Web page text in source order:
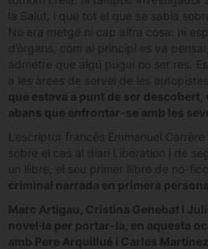
la Salut, i que tot el que se sabia
No era metge ni cap altra cosa: ni
d’òrgans, com al principi es va
admetre que algú pugui no ser res.
a les àrees de servei de les autopistes,
que estava a punt de ser
abans que enfrontar-se amb les
L’escriptor francès Emmanuel
sobre el cas al diari Liberation i de
un llibre, el seu primer llibre de no-
criminal narrada en primera
Marc Artigau, Cristina Genebat i
novel·la per portar-la, en aquesta
amb Pere Arquillué i Carles